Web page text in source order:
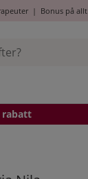
| Bonus på allt
rabatt